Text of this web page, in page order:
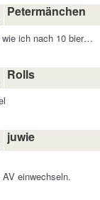
Petermänchen
ich nach 10 bier…
Rolls
juwie
einwechseln.